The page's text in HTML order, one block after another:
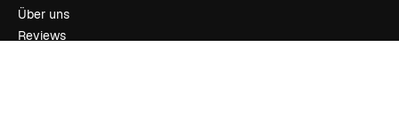
Über uns
Reviews